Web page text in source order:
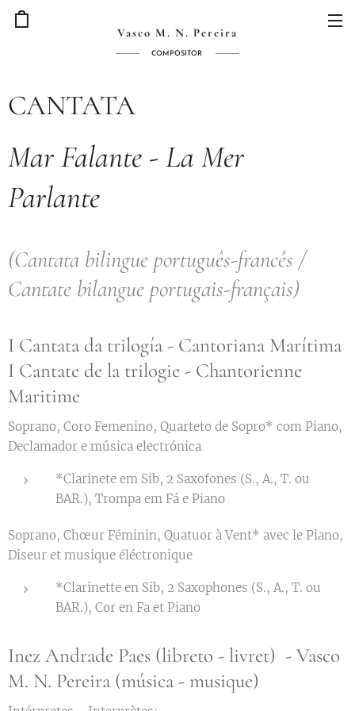
Vasco M. N. Pereira
COMPOSITOR
CANTATA
Mar Falante - La Mer
Parlante
(Cantata bilingue português-francês /
Cantate bilangue portugais-français)
I Cantata da trilogía - Cantoriana Marítima
I Cantate de la trilogie - Chantorienne
Maritime
Soprano, Coro Femenino, Quarteto de Sopro* com Piano,
Declamador e música electrónica
*Clarinete em Sib, 2 Saxofones (S., A., T. ou
BAR.), Trompa em Fá e Piano
Soprano, Chœur Féminin, Quatuor à Vent* avec le Piano,
Diseur et musique éléctronique
*Clarinette en Sib, 2 Saxophones (S., A., T. ou
BAR.), Cor en Fa et Piano
Inez Andrade Paes (libreto - livret) - Vasco
M. N. Pereira (música - musique)